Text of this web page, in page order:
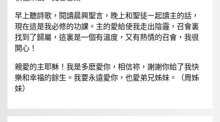
早上聽詩歌，閱讀晨興聖言，晚上和聖徒ㄧ起讀主的話，
現在這是我必修的功課。主的愛給使我走出陰霾，召會裏
找到了歸屬，這裏是一個有溫度，又有熱情的召會，我很
開心！
親愛的主耶穌！我是多麽愛你，相信祢，謝謝你給了我快
樂和幸福的餘生。我要永遠愛你，也愛弟兄姊妹。（周姊
妹）